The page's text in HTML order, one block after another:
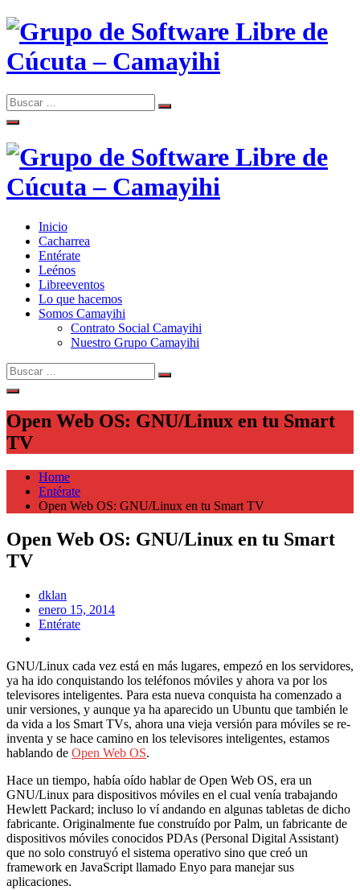
Skip
content
Grupo de Software Libre de
Cúcuta – Camayihi
Comunidad de Software Libre de Cúcuta
Search
for:
Search
Grupo de Software Libre de
Cúcuta – Camayihi
Comunidad de Software Libre de Cúcuta
Inicio
Cacharrea
Entérate
Leénos
Libreeventos
Lo que hacemos
Somos Camayihi
Contrato Social Camayihi
Nuestro Grupo Camayihi
Search
for:
Search
Open Web OS: GNU/Linux en tu Smart
TV
Home
Entérate
Open Web OS: GNU/Linux en tu Smart TV
Open Web OS: GNU/Linux en tu Smart
TV
dklan
Posted
on
enero 15, 2014
Entérate
GNU/Linux cada vez está en más lugares, empezó en los servidores,
ya ha ido conquistando los teléfonos móviles y ahora va por los
televisores inteligentes. Para esta nueva conquista ha comenzado a
unir versiones, y aunque ya ha aparecido un Ubuntu que también le
da vida a los Smart TVs, ahora una vieja versión para móviles se re-
inventa y se hace camino en los televisores inteligentes, estamos
hablando de Open Web OS.
Hace un tiempo, había oído hablar de Open Web OS, era un
GNU/Linux para dispositivos móviles en el cual venía trabajando
Hewlett Packard; incluso lo ví andando en algunas tabletas de dicho
fabricante. Originalmente fue construído por Palm, un fabricante de
dispositivos móviles conocidos PDAs (Personal Digital Assistant)
que no solo construyó el sistema operativo sino que creó un
framework en JavaScript llamado Enyo para manejar sus
aplicaciones.